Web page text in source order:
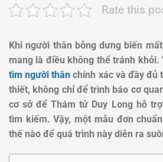
Rate this
Khi người thân bỗng dưng biến
mang là điều không thể tránh khỏi.
tìm người thân chính xác và đầy đủ
thiết, không chỉ để trình báo cơ
cơ sở để Thám tử Duy Long hỗ
tìm kiếm. Vậy, một mẫu đơn
thế nào để quá trình này diễn ra